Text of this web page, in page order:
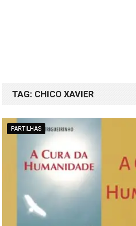
TAG: CHICO XAVIER
PARTILHAS